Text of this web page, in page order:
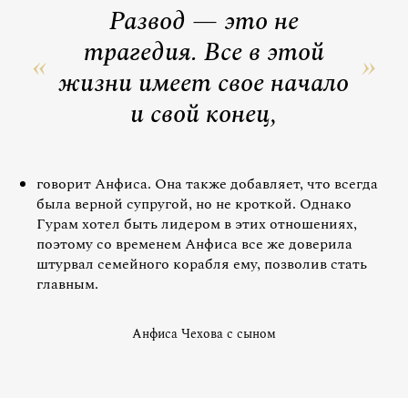
Развод — это не
трагедия. Все в этой
жизни имеет свое начало
и свой конец,
говорит Анфиса. Она также добавляет, что всегда
была верной супругой, но не кроткой. Однако
Гурам хотел быть лидером в этих отношениях,
поэтому со временем Анфиса все же доверила
штурвал семейного корабля ему, позволив стать
главным.
Анфиса Чехова с сыном